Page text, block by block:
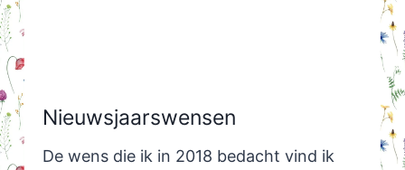
Nieuwsjaarswensen
De wens die ik in 2018 bedacht vind ik